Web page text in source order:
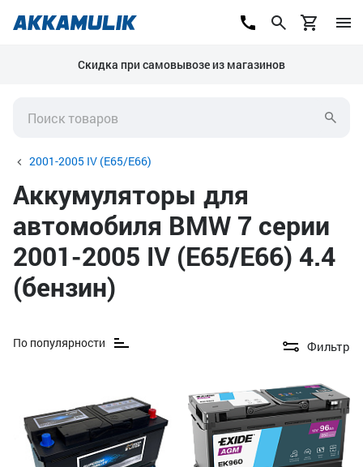
Скидка при самовывозе из магазинов
2001-2005 IV (E65/E66)
Аккумуляторы для
автомобиля BMW 7 серии
2001-2005 IV (E65/E66) 4.4
(бензин)
По популярности Фильтр